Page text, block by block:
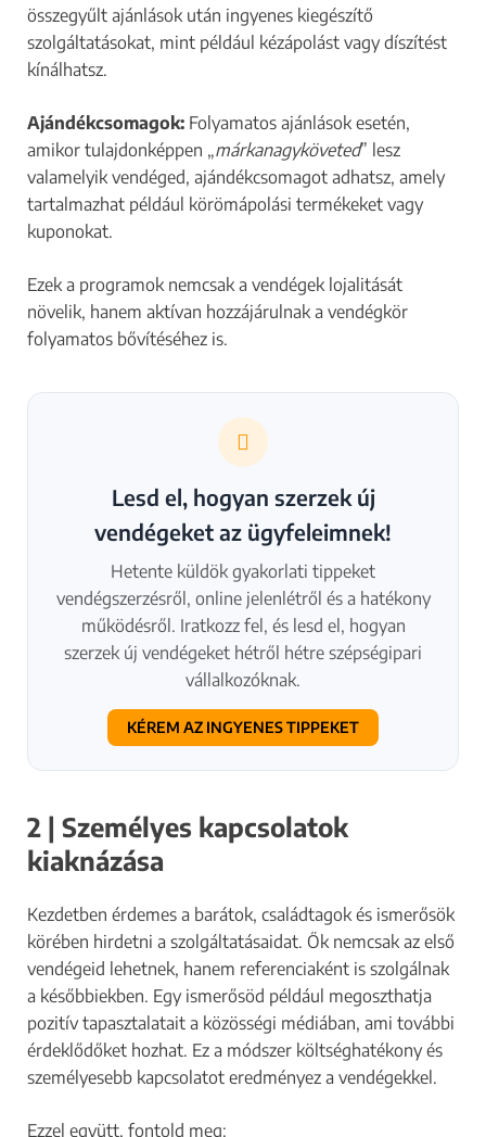
összegyűlt ajánlások után ingyenes kiegészítő
szolgáltatásokat, mint például kézápolást vagy díszítést
kínálhatsz.​
Ajándékcsomagok: Folyamatos ajánlások esetén,
amikor tulajdonképpen „márkanagyköveted” lesz
valamelyik vendéged, ajándékcsomagot adhatsz, amely
tartalmazhat például körömápolási termékeket vagy
kuponokat.​
Ezek a programok nemcsak a vendégek lojalitását
növelik, hanem aktívan hozzájárulnak a vendégkör
folyamatos bővítéséhez is.
Lesd el, hogyan szerzek új
vendégeket az ügyfeleimnek!
Hetente küldök gyakorlati tippeket
vendégszerzésről, online jelenlétről és a hatékony
működésről. Iratkozz fel, és lesd el, hogyan
szerzek új vendégeket hétről hétre szépségipari
vállalkozóknak.
KÉREM AZ INGYENES TIPPEKET
2 | Személyes kapcsolatok
kiaknázása
Kezdetben érdemes a barátok, családtagok és ismerősök
körében hirdetni a szolgáltatásaidat. Ők nemcsak az első
vendégeid lehetnek, hanem referenciaként is szolgálnak
a későbbiekben. Egy ismerősöd például megoszthatja
pozitív tapasztalatait a közösségi médiában, ami további
érdeklődőket hozhat. Ez a módszer költséghatékony és
személyesebb kapcsolatot eredményez a vendégekkel.
Ezzel együtt, fontold meg: